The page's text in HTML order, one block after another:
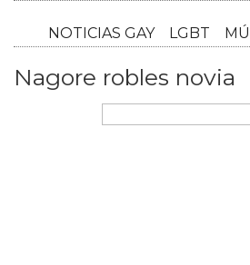
Nagore robles novia